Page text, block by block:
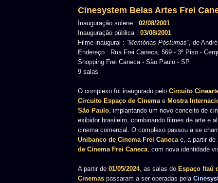
Cinesystem Belas Artes Frei
Inauguração solene : 02/08/2001
Inauguração pública : 03/08/2001
Filme inaugural : “Memórias Póstumas”, de
Endereço : Rua Frei Caneca, 569 - 3º Piso -
Shopping Frei Caneca - São Paulo - SP
9 salas
O complexo foi inaugurado pelo Circuito
Circuito Espaço de Cinemae Mostra
São Paulo, implantando um novo conceito de
exibidor brasileiro, combinando filmes de arte e
cinema comercial . O complexo passou a se
Unibanco de Cinema Frei Canecae, a partir
de Cinema Frei Caneca, com nova identidade
A partir de 01/05/2024, as salas do Espaço Itaú
Cinemas passaram a ser operadas pela